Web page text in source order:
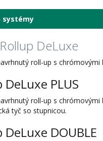
systémy
DeLuxe
roll-up s chrómovými
DeLuxe PLUS
roll-up s
tyč so stupnicou.
DeLuxe DOUBLE